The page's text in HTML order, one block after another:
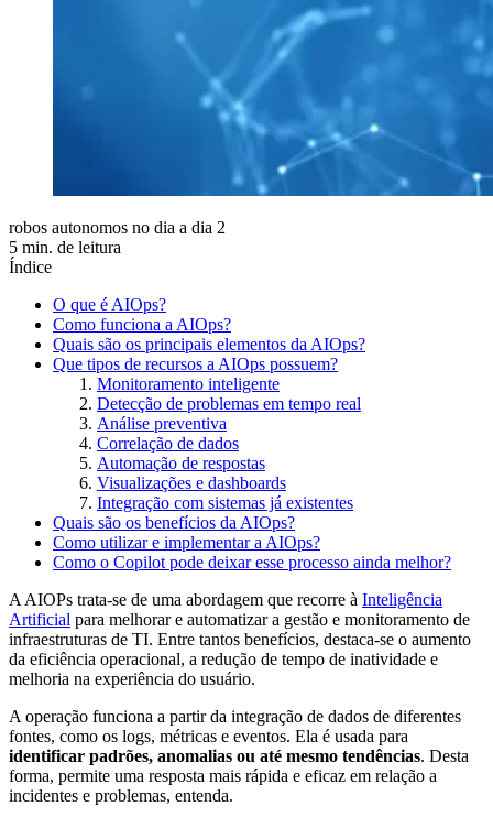
robos autonomos no dia a dia 2
5 min. de leitura
Índice
O que é AIOps?
Como funciona a AIOps?
Quais são os principais elementos da AIOps?
Que tipos de recursos a AIOps possuem?
Monitoramento inteligente
Detecção de problemas em tempo real
Análise preventiva
Correlação de dados
Automação de respostas
Visualizações e dashboards
Integração com sistemas já existentes
Quais são os benefícios da AIOps?
Como utilizar e implementar a AIOps?
Como o Copilot pode deixar esse processo ainda melhor?
A AIOPs trata-se de uma abordagem que recorre à Inteligência
Artificial para melhorar e automatizar a gestão e monitoramento de
infraestruturas de TI. Entre tantos benefícios, destaca-se o aumento
da eficiência operacional, a redução de tempo de inatividade e
melhoria na experiência do usuário.
A operação funciona a partir da integração de dados de diferentes
fontes, como os logs, métricas e eventos. Ela é usada para
identificar padrões, anomalias ou até mesmo tendências. Desta
forma, permite uma resposta mais rápida e eficaz em relação a
incidentes e problemas, entenda.